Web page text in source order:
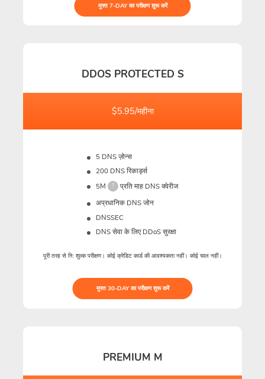
मुफ्त 7-DAY का परीक्षण शुरू करें
DDOS PROTECTED S
$5.95/महीना
5 DNS ज़ोन्स
200 DNS रिकार्ड्स
5M
?
प्रति माह DNS क्वेरीज
अप्रधानिक DNS जोन
DNSSEC
DNS सेवा के लिए DDoS सुरक्षा
पूरी तरह से नि: शुल्क परीक्षण। कोई क्रेडिट कार्ड की आवश्यकता नहीं। कोई चाल नहीं।
मुफ्त 30-DAY का परीक्षण शुरू करें
PREMIUM M